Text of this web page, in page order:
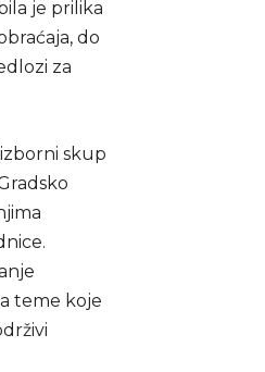
je prilika
do
za
skup
teme koje